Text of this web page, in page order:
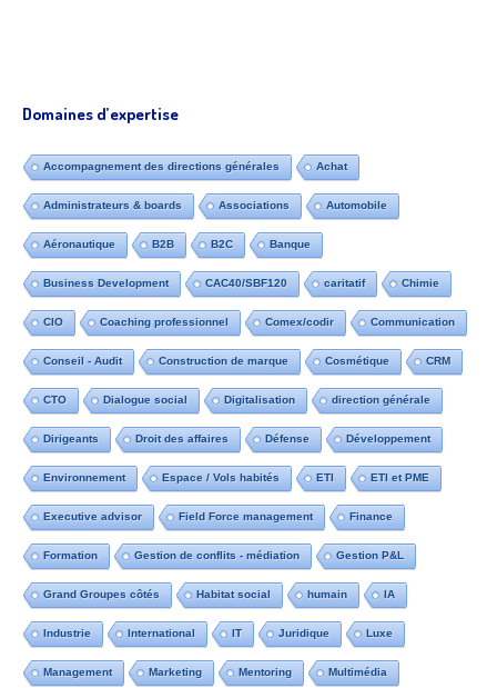
Domaines d’expertise
Accompagnement des directions générales Achat
Administrateurs & boards Associations Automobile
Aéronautique B2B B2C Banque
Business Development CAC40/SBF120 caritatif Chimie
CIO Coaching professionnel Comex/codir Communication
Conseil - Audit Construction de marque Cosmétique CRM
CTO Dialogue social Digitalisation direction générale
Dirigeants Droit des affaires Défense Développement
Environnement Espace / Vols habités ETI ETI et PME
Executive advisor Field Force management Finance
Formation Gestion de conflits - médiation Gestion P&L
Grand Groupes côtés Habitat social humain IA
Industrie International IT Juridique Luxe
Management Marketing Mentoring Multimédia